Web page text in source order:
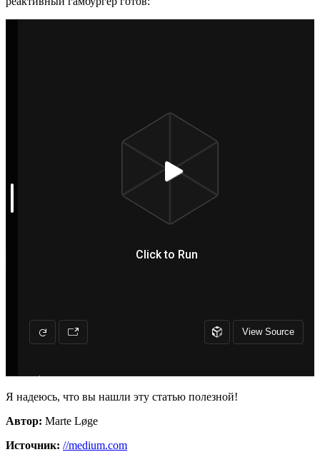
Я надеюсь, что вы нашли эту статью полезной!
Автор: Marte Løge
Источник: //medium.com